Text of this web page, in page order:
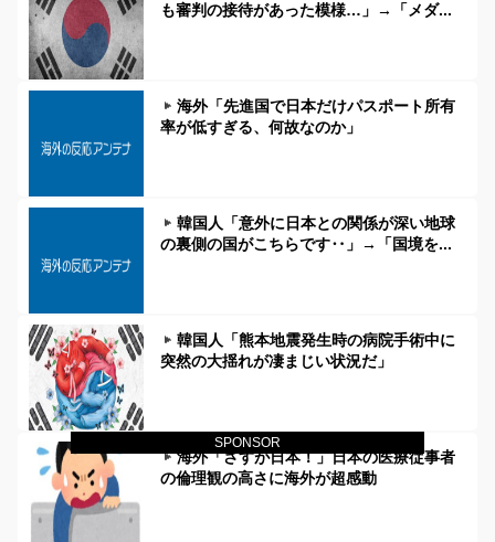
SPONSOR
も審判の接待があった模様…」→「メダ...
海外「先進国で日本だけパスポート所有
率が低すぎる、何故なのか」
韓国人「意外に日本との関係が深い地球
の裏側の国がこちらです‥」→「国境を...
韓国人「熊本地震発生時の病院手術中に
突然の大揺れが凄まじい状況だ」
海外「さすが日本！」日本の医療従事者
の倫理観の高さに海外が超感動